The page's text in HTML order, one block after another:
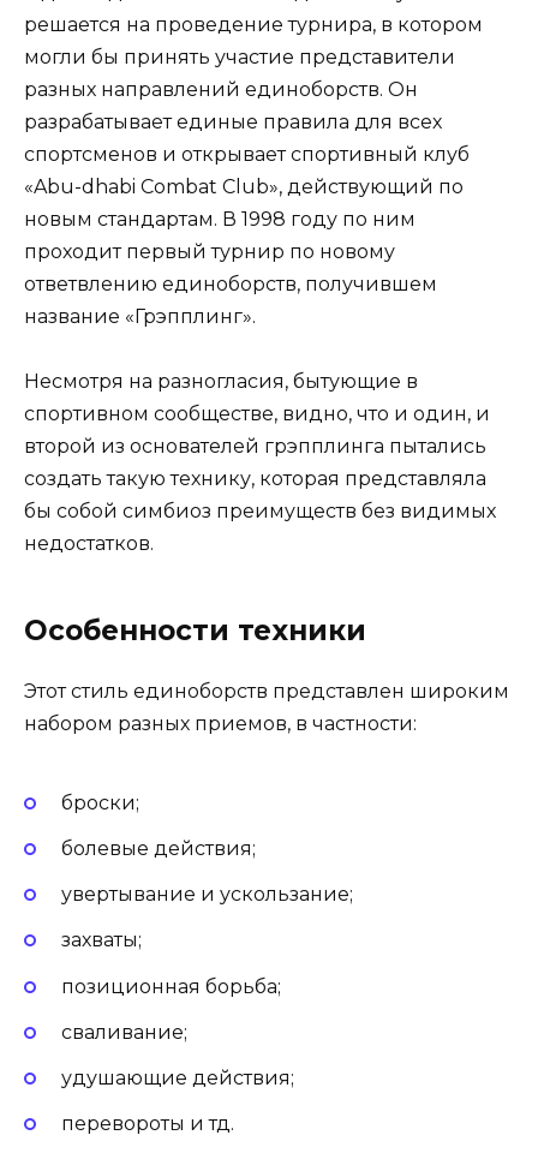
решается на проведение турнира, в котором
могли бы принять участие представители
разных направлений единоборств. Он
разрабатывает единые правила для всех
спортсменов и открывает спортивный клуб
«Abu-dhabi Combat Club», действующий по
новым стандартам. В 1998 году по ним
проходит первый турнир по новому
ответвлению единоборств, получившем
название «Грэпплинг».
Несмотря на разногласия, бытующие в
спортивном сообществе, видно, что и один, и
второй из основателей грэпплинга пытались
создать такую технику, которая представляла
бы собой симбиоз преимуществ без видимых
недостатков.
Особенности техники
Этот стиль единоборств представлен широким
набором разных приемов, в частности:
броски;
болевые действия;
увертывание и ускользание;
захваты;
позиционная борьба;
сваливание;
удушающие действия;
перевороты и тд.